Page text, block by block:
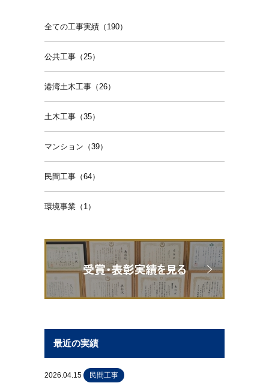
全ての工事実績（190）
公共工事（25）
港湾土木工事（26）
土木工事（35）
マンション（39）
民間工事（64）
環境事業（1）
最近の実績
2026.04.15 民間工事